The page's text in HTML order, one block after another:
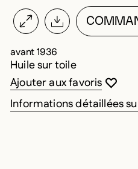
avant 1936
Huile sur toile
Vous devez
Fermer la
Ouvrir la
Ajouter aux favoris
Informations détaillées